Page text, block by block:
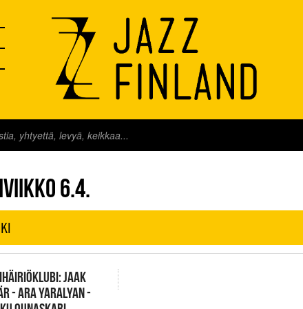
LIVE
6.4.
JAAK
- ARA YARALYAN -